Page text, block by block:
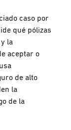
caso por
qué pólizas
la
aceptar o
de alto
la
de la